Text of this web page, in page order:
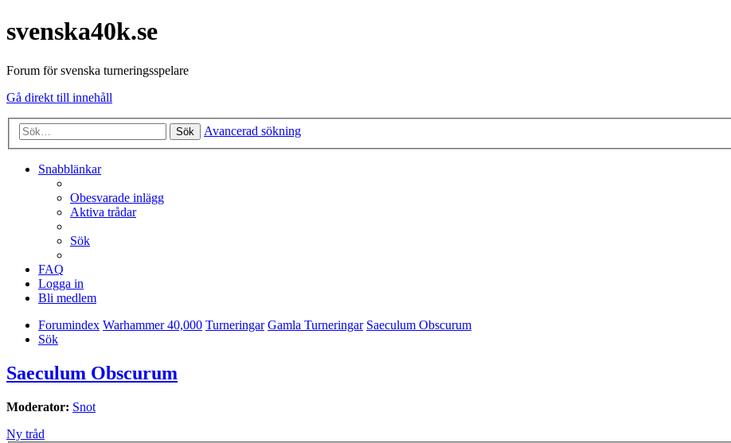
svenska40k.se
Forum för svenska turneringsspelare
Gå direkt till innehåll
Sök Avancerad sökning
Snabblänkar
Obesvarade inlägg
Aktiva trådar
Sök
FAQ
Logga in
Bli medlem
Forumindex Warhammer 40,000 Turneringar Gamla Turneringar Saeculum Obscurum
Sök
Saeculum Obscurum
Moderator: Snot
Ny tråd